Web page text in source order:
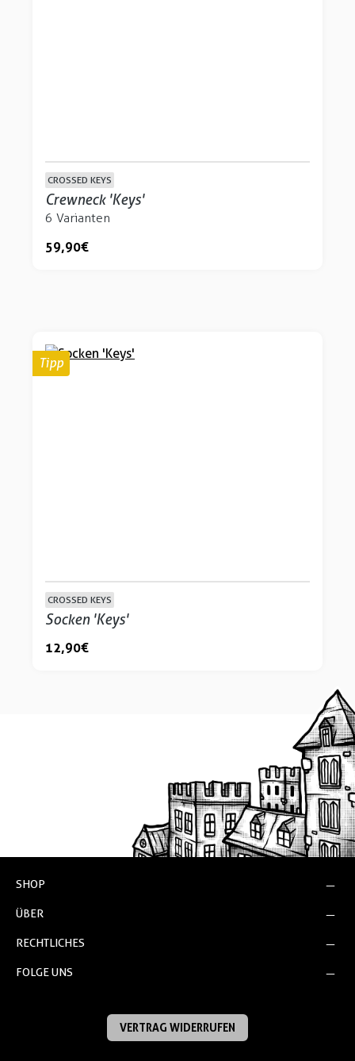
CROSSED KEYS
Crewneck 'Keys'
6 Varianten
59,90 €
Tipp
CROSSED KEYS
Socken 'Keys'
12,90 €
SHOP
ÜBER
RECHTLICHES
FOLGE UNS
VERTRAG WIDERRUFEN